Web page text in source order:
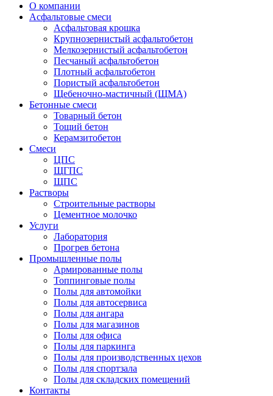
О компании
Асфальтовые смеси
Асфальтовая крошка
Крупнозернистый асфальтобетон
Мелкозернистый асфальтобетон
Песчаный асфальтобетон
Плотный асфальтобетон
Пористый асфальтобетон
Щебеночно-мастичный (ЩМА)
Бетонные смеси
Товарный бетон
Тощий бетон
Керамзитобетон
Смеси
ЦПС
ЩГПС
ЩПС
Растворы
Строительные растворы
Цементное молочко
Услуги
Лаборатория
Прогрев бетона
Промышленные полы
Армированные полы
Топпинговые полы
Полы для автомойки
Полы для автосервиса
Полы для ангара
Полы для магазинов
Полы для офиса
Полы для паркинга
Полы для производственных цехов
Полы для спортзала
Полы для складских помещений
Контакты